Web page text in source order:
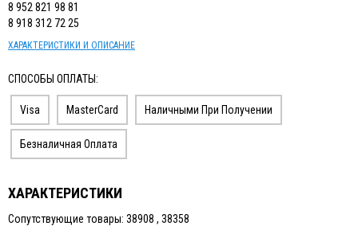
8 952 821 98 81
8 918 312 72 25
ХАРАКТЕРИСТИКИ И ОПИСАНИЕ
СПОСОБЫ ОПЛАТЫ:
Visa MasterCard Наличными При Получении
Безналичная Оплата
ХАРАКТЕРИСТИКИ
Сопутствующие товары: 38908 , 38358